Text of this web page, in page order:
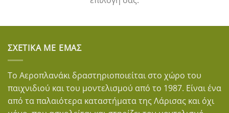
ΣΧΕΤΙΚΆ ΜΕ ΕΜΆΣ
Το Αεροπλανάκι δραστηριοποιείται στο χώρο του
παιχνιδιού και του μοντελισμού από το 1987. Είναι ένα
από τα παλαιότερα καταστήματα της Λάρισας και όχι